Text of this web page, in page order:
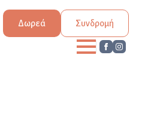
Δωρεά Συνδρομή